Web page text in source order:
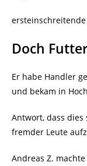
Doch
Er habe Handler
und bekam in
Antwort, dass dies
fremder Leute
Andreas Z.